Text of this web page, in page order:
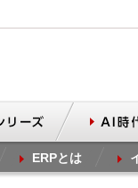
ERPとは